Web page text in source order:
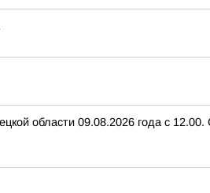
области 09.08.2026 года с